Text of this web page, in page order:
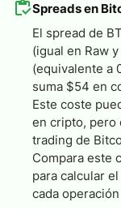
Spreads en
El spread de
(igual en Raw
(equivalente a
suma $54 en
Este coste
en cripto, pero
trading de
Compara este
para calcular
cada operación